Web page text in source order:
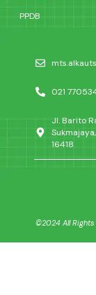
PPDB
021
Jl. Barito
16418
©2024 All Rights